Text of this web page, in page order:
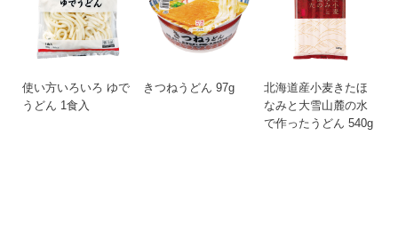
使い方いろいろ ゆで
うどん 1食入
きつねうどん 97g
北海道産小麦きたほ
なみと大雪山麓の水
で作ったうどん 540g